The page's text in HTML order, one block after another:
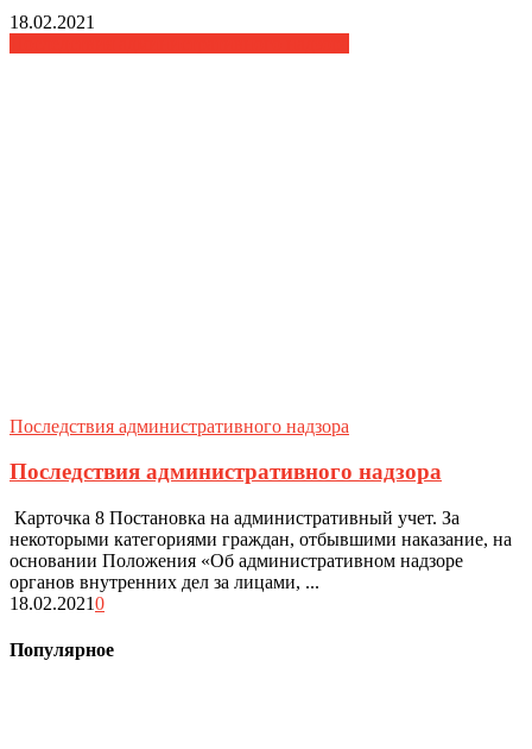
18.02.2021
Последствия административного надзора
Последствия административного надзора
Карточка 8 Постановка на административный учет. За
некоторыми категориями граждан, отбывшими наказание, на
основании Положения «Об административном надзоре
органов внутренних дел за лицами, ...
18.02.20210
Популярное